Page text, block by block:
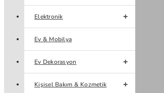
Elektronik
Ev & Mobilya
Ev Dekorasyon
Kişisel Bakım & Kozmetik